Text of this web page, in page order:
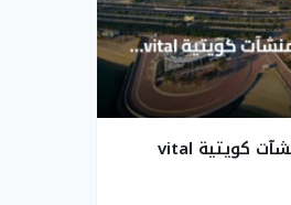
هجوم إيراني يستهدف منشآت كويتية vital